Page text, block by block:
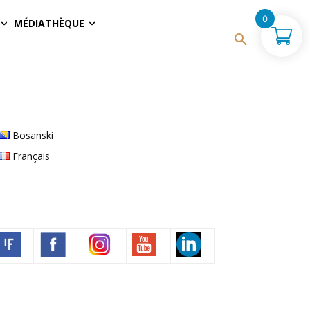
MÉDIATHÈQUE
Bosanski
Français
0